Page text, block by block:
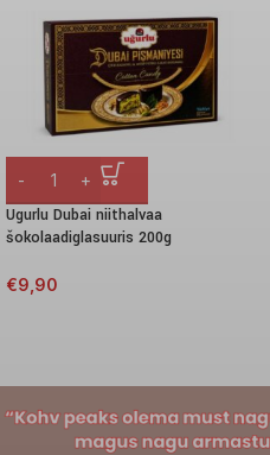
Ugurlu Dubai niithalvaa
šokolaadiglasuuris 200g
€9,90